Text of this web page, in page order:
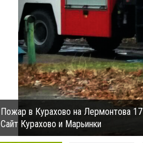
Пожар в Курахово на Лермонтова 17
Сайт Курахово и Марьинки